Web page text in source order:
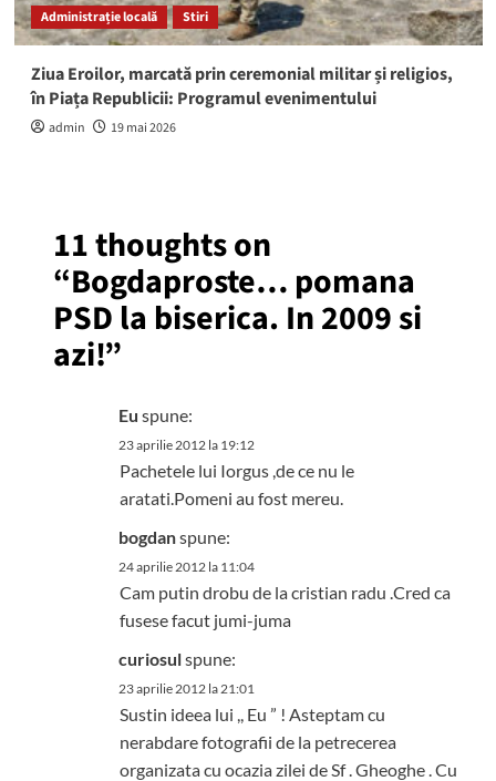
Administrație locală Stiri
Ziua Eroilor, marcată prin ceremonial militar și religios,
în Piața Republicii: Programul evenimentului
admin 19 mai 2026
11 thoughts on
“Bogdaproste… pomana
PSD la biserica. In 2009 si
azi!”
Eu spune:
23 aprilie 2012 la 19:12
Pachetele lui Iorgus ,de ce nu le
aratati.Pomeni au fost mereu.
bogdanspune:
24 aprilie 2012 la 11:04
Cam putin drobu de la cristian radu .Cred ca
fusese facut jumi-juma
curiosulspune:
23 aprilie 2012 la 21:01
Sustin ideea lui ,, Eu ” ! Asteptam cu
nerabdare fotografii de la petrecerea
organizata cu ocazia zilei de Sf . Gheoghe . Cu